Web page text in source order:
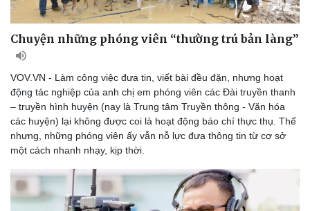
Chuyện những phóng viên “thường trú bản làng”
VOV.VN - Làm công việc đưa tin, viết bài đều đặn, nhưng hoạt
động tác nghiệp của anh chị em phóng viên các Đài truyền thanh
– truyền hình huyện (nay là Trung tâm Truyền thông - Văn hóa
các huyện) lại không được coi là hoạt động báo chí thực thụ. Thế
nhưng, những phóng viên ấy vẫn nỗ lực đưa thông tin từ cơ sở
một cách nhanh nhạy, kịp thời.